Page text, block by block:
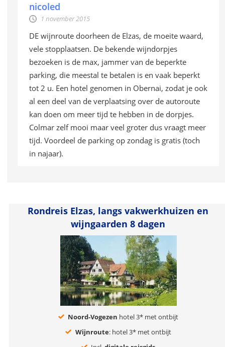
nicoled
1 november 2015
DE wijnroute doorheen de Elzas, de moeite waard,
vele stopplaatsen. De bekende wijndorpjes
bezoeken is de max, jammer van de beperkte
parking, die meestal te betalen is en vaak beperkt
tot 2 u. Een hotel genomen in Obernai, zodat je ook
al een deel van de verplaatsing over de autoroute
kan doen om meer tijd te hebben in de dorpjes.
Colmar zelf mooi maar veel groter dus vraagt meer
tijd. Voordeel de parking op zondag is gratis (toch
in najaar).
Rondreis Elzas, langs vakwerkhuizen en
wijngaarden 8 dagen
Noord-Vogezen hotel 3* met ontbijt
Wijnroute: hotel 3* met ontbijt